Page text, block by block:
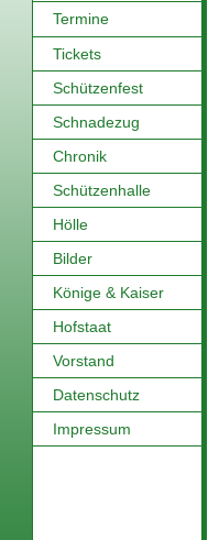
Termine
Tickets
Schützenfest
Schnadezug
Chronik
Schützenhalle
Hölle
Bilder
Könige & Kaiser
Hofstaat
Vorstand
Datenschutz
Impressum